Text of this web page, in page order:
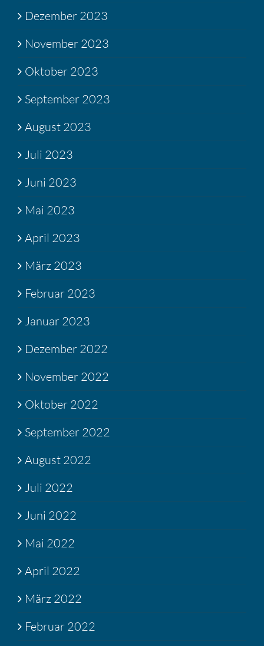
Dezember 2023
November 2023
Oktober 2023
September 2023
August 2023
Juli 2023
Juni 2023
Mai 2023
April 2023
März 2023
Februar 2023
Januar 2023
Dezember 2022
November 2022
Oktober 2022
September 2022
August 2022
Juli 2022
Juni 2022
Mai 2022
April 2022
März 2022
Februar 2022